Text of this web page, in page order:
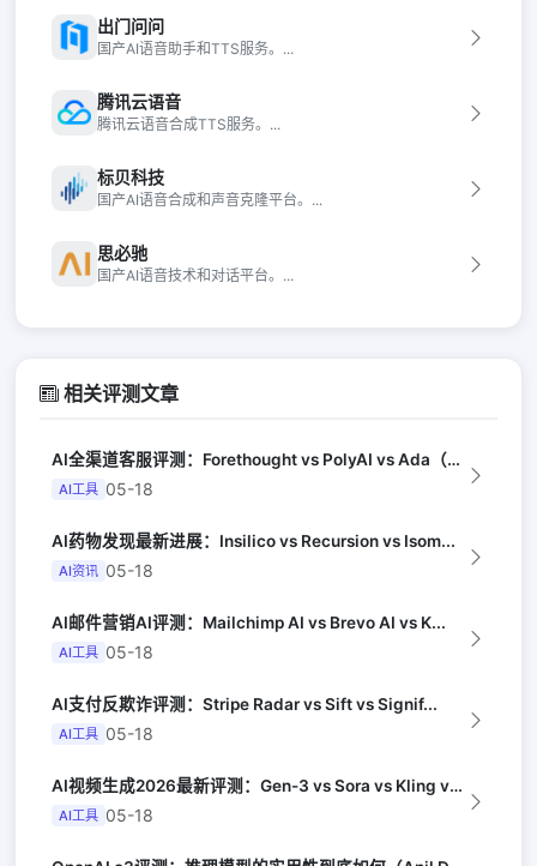
出门问问
国产AI语音助手和TTS服务。...
腾讯云语音
腾讯云语音合成TTS服务。...
标贝科技
国产AI语音合成和声音克隆平台。...
思必驰
国产AI语音技术和对话平台。...
相关评测文章
AI全渠道客服评测：Forethought vs PolyAI vs Ada（G...
AI工具 05-18
AI药物发现最新进展：Insilico vs Recursion vs Isom...
AI资讯 05-18
AI邮件营销AI评测：Mailchimp AI vs Brevo AI vs K...
AI工具 05-18
AI支付反欺诈评测：Stripe Radar vs Sift vs Signif...
AI工具 05-18
AI视频生成2026最新评测：Gen-3 vs Sora vs Kling vs...
AI工具 05-18